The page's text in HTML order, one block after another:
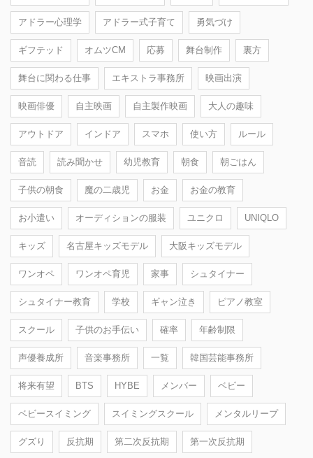
アドラー心理学 アドラー式子育て 勇気づけ
ギフテッド オムツCM 応募 舞台制作 裏方
舞台に関わる仕事 エキストラ事務所 映画出演
映画俳優 自主映画 自主製作映画 大人の趣味
アウトドア インドア スマホ 使い方 ルール
音読 読み聞かせ 幼児教育 朝食 朝ごはん
子供の朝食 魔の二歳児 お金 お金の教育
お小遣い オーディションの服装 ユニクロ UNIQLO
キッズ 名古屋キッズモデル 大阪キッズモデル
ワンオペ ワンオペ育児 家事 シュタイナー
シュタイナー教育 学校 ギャン泣き ピアノ教室
スクール 子供のお手伝い 確率 年齢制限
声優養成所 音楽事務所 一覧 韓国芸能事務所
将来有望 BTS HYBE メンバー ベビー
ベビースイミング スイミングスクール メンタルリープ
グズり 反抗期 第二次反抗期 第一次反抗期